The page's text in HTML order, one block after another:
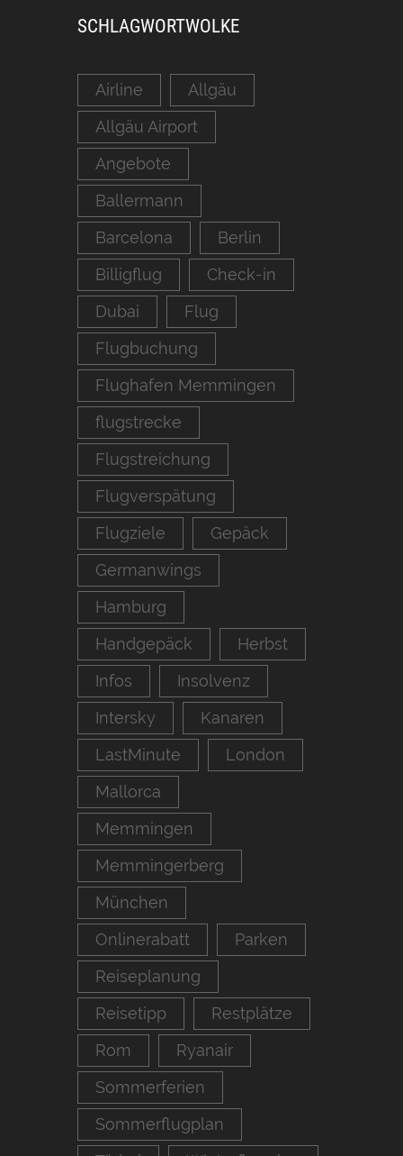
SCHLAGWORTWOLKE
Airline
Allgäu
Allgäu Airport
Angebote
Ballermann
Barcelona
Berlin
Billigflug
Check-in
Dubai
Flug
Flugbuchung
Flughafen Memmingen
flugstrecke
Flugstreichung
Flugverspätung
Flugziele
Gepäck
Germanwings
Hamburg
Handgepäck
Herbst
Infos
Insolvenz
Intersky
Kanaren
LastMinute
London
Mallorca
Memmingen
Memmingerberg
München
Onlinerabatt
Parken
Reiseplanung
Reisetipp
Restplätze
Rom
Ryanair
Sommerferien
Sommerflugplan